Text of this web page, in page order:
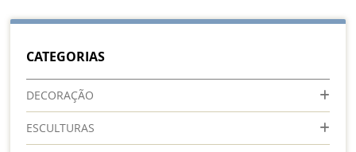
CATEGORIAS
DECORAÇÃO
ESCULTURAS